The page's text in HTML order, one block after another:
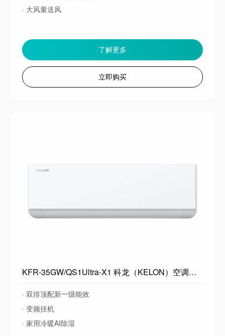
· 大风量送风
了解更多
立即购买
KFR-35GW/QS1Ultra-X1 科龙（KELON）空调静省电Ultra大1.5匹 海信出品 双排顶配新一级能效 变频挂机家用冷暖AI除湿 世界杯定制空调 静省电 一级能效 大1.5匹 Ul
· 双排顶配新一级能效
· 变频挂机
· 家用冷暖AI除湿